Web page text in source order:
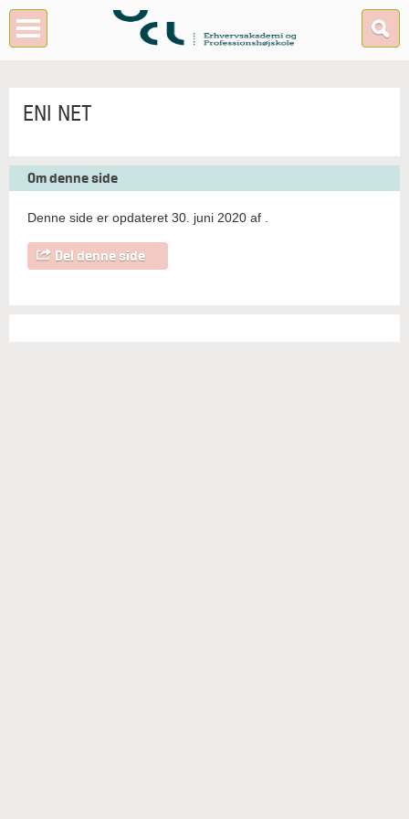
ENI NET
Om denne side
Denne side er opdateret 30. juni 2020 af
Del denne side